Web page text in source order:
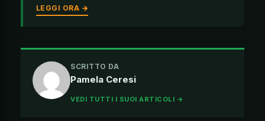
LEGGI ORA →
SCRITTO DA
Pamela Ceresi
VEDI TUTTI I SUOI ARTICOLI →